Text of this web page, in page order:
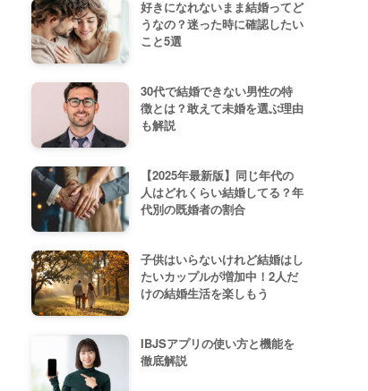
好きになれないまま結婚ってど
うなの？迷った時に確認したい
こと5選
30代で結婚できない男性の特
徴とは？敢えて未婚を選ぶ理由
も解説
【2025年最新版】同じ年代の
人はどれくらい結婚してる？年
代別の既婚者の割合
子供はいらないけれど結婚はし
たいカップルが増加中！2人だ
けの結婚生活を楽しもう
IBJSアプリの使い方と機能を
徹底解説